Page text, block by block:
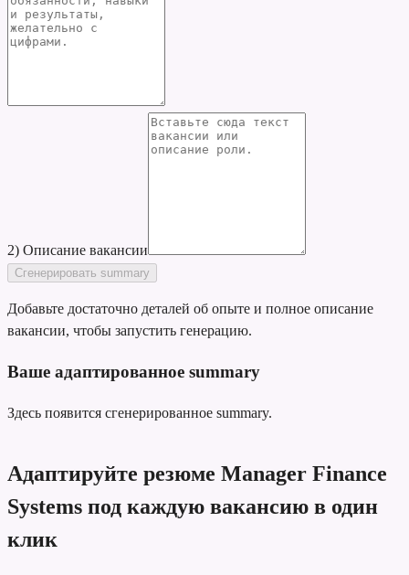
2) Описание вакансии
Сгенерировать summary
Добавьте достаточно деталей об опыте и полное описание
вакансии, чтобы запустить генерацию.
Ваше адаптированное summary
Здесь появится сгенерированное summary.
Адаптируйте резюме Manager Finance
Systems под каждую вакансию в один
клик